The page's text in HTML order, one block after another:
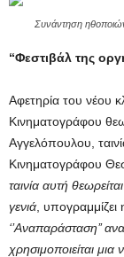
Συνάντηση
“Φεστιβάλ της
Αφετηρία του νέου
Κινηματογράφου
Αγγελόπουλου,
Κινηματογράφου
ταινία αυτή
γενιά ,
‘’Αναπαράσταση’’
χρησιμοποιείται